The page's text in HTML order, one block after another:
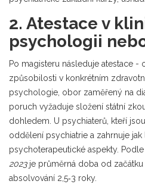
2. Atestace v
psychologii
Po magisteru následuje atestace
způsobilosti v konkrétním
psychologie obor zaměřený na
poruch vyžaduje složení státní
dohledem. U psychiaterů, kteří
oddělení psychiatrie a zahrnuje jak
psychoterapeutické aspekty. Podle
2023je průměrná doba od začátku
absolvování 2,5‑3 roky.